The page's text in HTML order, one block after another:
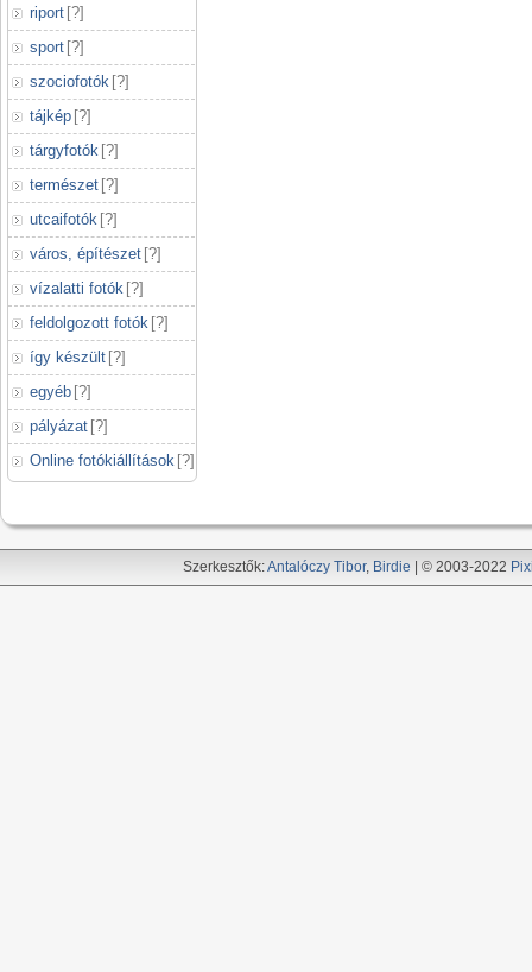
riport [?]
sport [?]
szociofotók [?]
tájkép [?]
tárgyfotók [?]
természet [?]
utcaifotók [?]
város, építészet [?]
vízalatti fotók [?]
feldolgozott fotók [?]
így készült [?]
egyéb [?]
pályázat [?]
Online fotókiállítások [?]
Szerkesztők:Antalóczy Tibor, Birdie | © 2003-2022